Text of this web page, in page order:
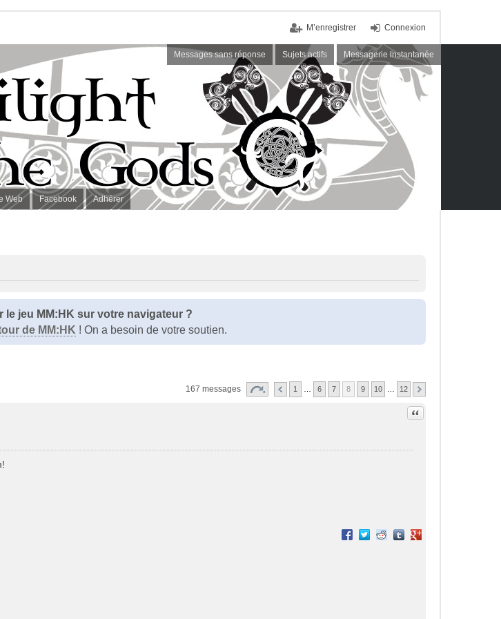
Connexion
M’enregistrer
Messages sans réponse Sujets actifs Messagerie instantanée
Web Facebook Adhérer
le jeu MM:HK sur votre navigateur ?
de MM:HK ! On a besoin de votre soutien.
167 messages 1 6 7 8 9 10 12
Citation
Partager sur Facebook
Partager sur Twitter
Partager sur Reddit
Partager sur Tumblr
Partager sur Google+